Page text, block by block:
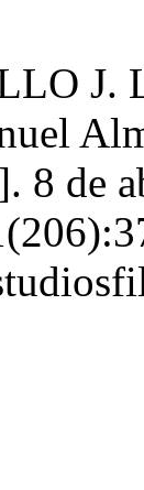
J.
8 de